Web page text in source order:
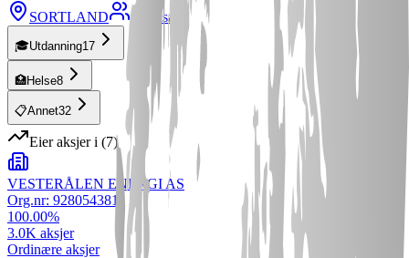
SORTLAND
36 ansatte
🎓Utdanning17
🏥Helse8
📋Annet32
Eier aksjer i (7)
VESTERÅLEN ENERGI AS
Org.nr: 928054381
100.00%
3.0K aksjer
Ordinære aksjer